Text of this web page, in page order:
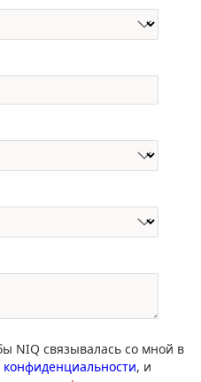
NIQ связывалась со мной в
, и